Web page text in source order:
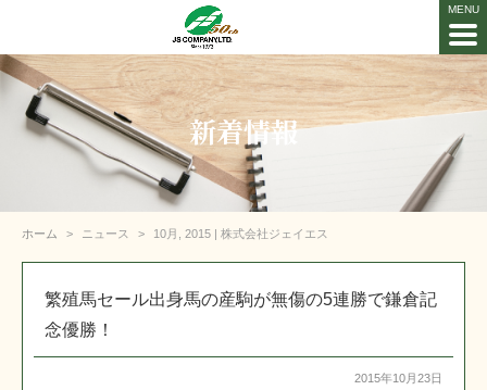
新着情報
ホーム ニュース 10月, 2015 | 株式会社ジェイエス
繁殖馬セール出身馬の産駒が無傷の5連勝で鎌倉記
念優勝！
2015年10月23日